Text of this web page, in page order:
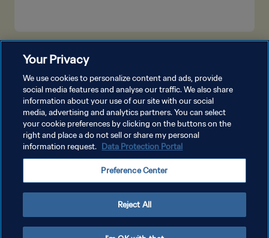
POLÍTICA DE PRIVACIDAD
AJUSTAR LA CONFIGURACIÓN DE LAS COOKIES
Copyright © 1994 - 2026 FIFA. Todos los derechos reservados.
Your Privacy
We use cookies to personalize content and ads, provide
social media features and analyse our traffic. We also share
information about your use of our site with our social
media, advertising and analytics partners. You can select
your cookie preferences by clicking on the buttons on the
right and place a do not sell or share my personal
information request. Data Protection Portal
Preference Center
Reject All